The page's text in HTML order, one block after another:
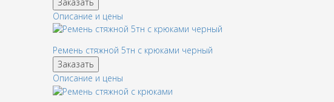
Описание и цены
Ремень стяжной 5тн с крюками черный
Заказать
Описание и цены